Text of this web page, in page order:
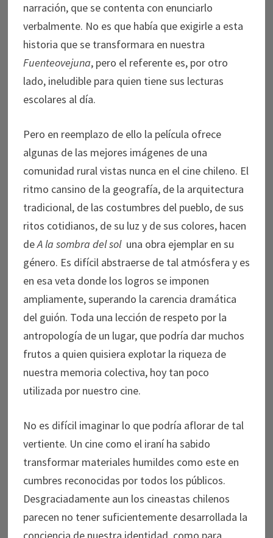
narración, que se contenta con enunciarlo
verbalmente. No es que había que exigirle a esta
historia que se transformara en nuestra
Fuenteovejuna, pero el referente es, por otro
lado, ineludible para quien tiene sus lecturas
escolares al día.
Pero en reemplazo de ello la película ofrece
algunas de las mejores imágenes de una
comunidad rural vistas nunca en el cine chileno. El
ritmo cansino de la geografía, de la arquitectura
tradicional, de las costumbres del pueblo, de sus
ritos cotidianos, de su luz y de sus colores, hacen
deA la sombra del sol una obra ejemplar en su
género. Es difícil abstraerse de tal atmósfera y es
en esa veta donde los logros se imponen
ampliamente, superando la carencia dramática
del guión. Toda una lección de respeto por la
antropología de un lugar, que podría dar muchos
frutos a quien quisiera explotar la riqueza de
nuestra memoria colectiva, hoy tan poco
utilizada por nuestro cine.
No es difícil imaginar lo que podría aflorar de tal
vertiente. Un cine como el iraní ha sabido
transformar materiales humildes como este en
cumbres reconocidas por todos los públicos.
Desgraciadamente aun los cineastas chilenos
parecen no tener suficientemente desarrollada la